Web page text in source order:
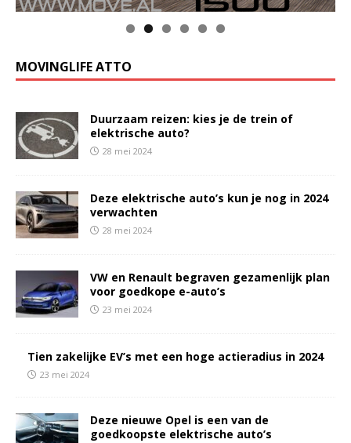
MOVINGLIFE ATTO
Duurzaam reizen: kies je de trein of
elektrische auto?
28 mei 2024
Deze elektrische auto’s kun je nog in 2024
verwachten
28 mei 2024
VW en Renault begraven gezamenlijk plan
voor goedkope e-auto’s
23 mei 2024
Tien zakelijke EV’s met een hoge actieradius in 2024
23 mei 2024
Deze nieuwe Opel is een van de
goedkoopste elektrische auto’s